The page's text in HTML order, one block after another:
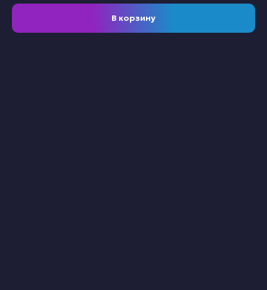
В корзину